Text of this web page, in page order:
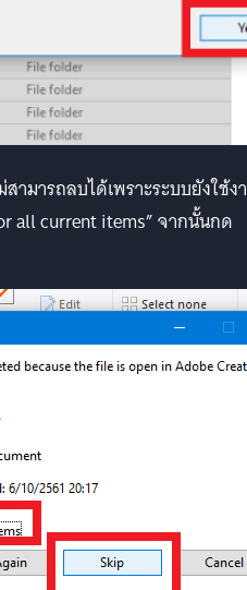
ามารถลบได้เพราะระบบยังใช้ง
all current items” จากนั้นกด